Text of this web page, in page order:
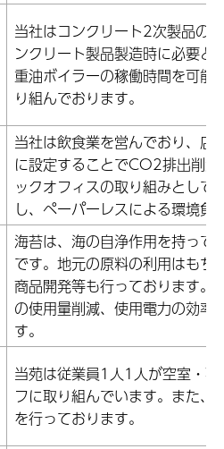
当社はコンクリート2次製品の
ンクリート製品製造時に必要と
重油ボイラーの稼働時間を可
り組んでおります。
当社は飲食業を営んでおり、店
に設定することでCO2排出削
ックオフィスの取り組みとして
し、ペーパーレスによる環境負
海苔は、海の自浄作用を持って
です。地元の原料の利用はもち
商品開発等も行っております。
の使用量削減、使用電力の効率
す。
当苑は従業員1人1人が空室・
フに取り組んでいます。また、
を行っております。